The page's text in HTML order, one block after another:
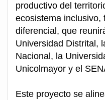
productivo del
ecosistema inclusivo,
diferencial, que
Universidad Distrital,
Nacional, la
Unicolmayor y el
Este proyecto se